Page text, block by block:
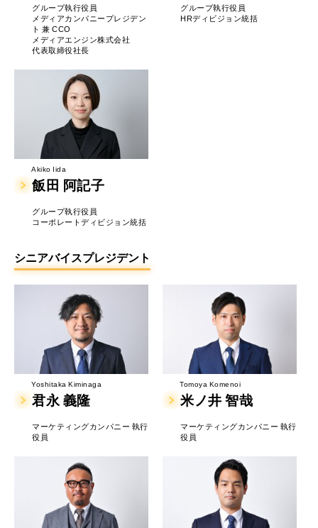
グループ執行役員
メディアカンパニープレジデン
ト 兼 CCO
メディアエンジン株式会社
代表取締役社長
グループ執行役員
HRディビジョン統括
Akiko Iida
飯田 阿記子
グループ執行役員
コーポレートディビジョン統括
シニアバイスプレジデント
Yoshitaka Kiminaga
君永 義隆
マーケティングカンパニー 執行
役員
Tomoya Komenoi
米ノ井 智哉
マーケティングカンパニー 執行
役員